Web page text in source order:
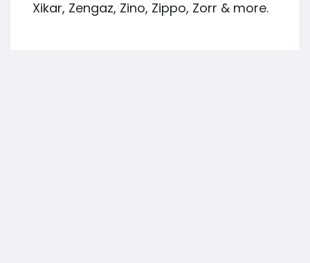
Xikar, Zengaz, Zino, Zippo, Zorr & more.